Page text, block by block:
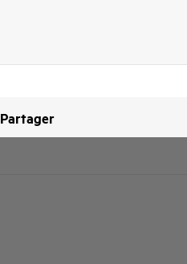
Partager